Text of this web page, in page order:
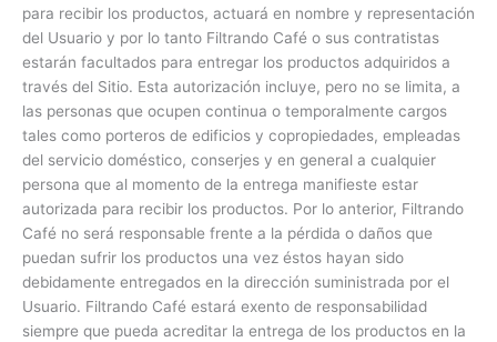
para recibir los productos, actuará en nombre y representación
del Usuario y por lo tanto Filtrando Café o sus contratistas
estarán facultados para entregar los productos adquiridos a
través del Sitio. Esta autorización incluye, pero no se limita, a
las personas que ocupen continua o temporalmente cargos
tales como porteros de edificios y copropiedades, empleadas
del servicio doméstico, conserjes y en general a cualquier
persona que al momento de la entrega manifieste estar
autorizada para recibir los productos. Por lo anterior, Filtrando
Café no será responsable frente a la pérdida o daños que
puedan sufrir los productos una vez éstos hayan sido
debidamente entregados en la dirección suministrada por el
Usuario. Filtrando Café estará exento de responsabilidad
siempre que pueda acreditar la entrega de los productos en la